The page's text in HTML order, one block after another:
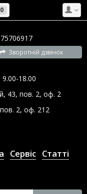
0
Зворотній дзвінок
18.00
43, пов. 2, оф. 2
2, оф. 212
Сервіс Статті